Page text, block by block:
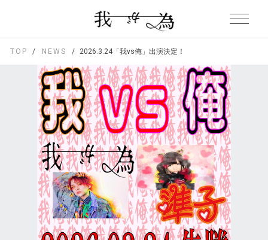
TOP NEWS 2026.3.24「我vs俺」出演決定！